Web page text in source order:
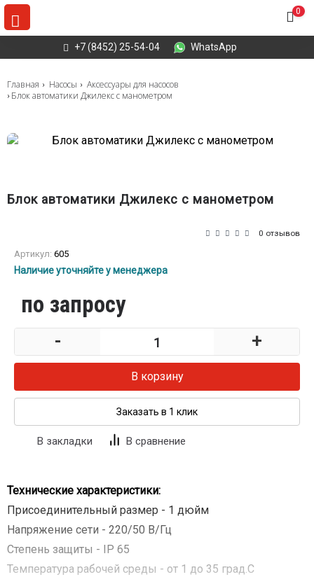
+7 (8452) 25-54-04 WhatsApp
0
Главная Насосы
Аксессуары для насосов
Блок автоматики Джилекс с манометром
Блок автоматики Джилекс с манометром
0 отзывов
Артикул: 605
Наличие уточняйте у менеджера
по запросу
- +
В корзину
Заказать в 1 клик
В закладки В сравнение
Технические характеристики:
Присоединительный размер - 1 дюйм
Напряжение сети - 220/50 В/Гц
Степень защиты - IP 65
Температура рабочей среды - от 1 до 35 град.С